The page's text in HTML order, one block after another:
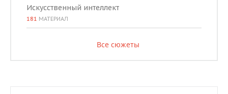
Искусственный интеллект
181 МАТЕРИАЛ
Все сюжеты